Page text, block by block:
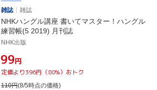
雑誌
雑誌
NHKハングル講座 書いてマスター！ハングル
練習帳(5 2019) 月刊誌
NHK出版
¥99円
定価より396円（80%）おトク
110円(8/5時点の価格)